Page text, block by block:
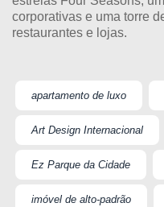
corporativas e uma torre
restaurantes e lojas.
apartamento de luxo
Art Design Internacional
Ez Parque da Cidade
imóvel de alto-padrão